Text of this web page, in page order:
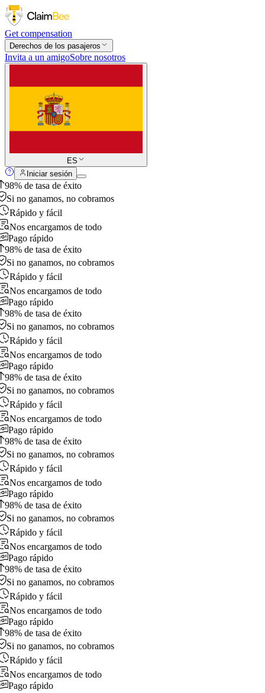
Get compensation
Derechos de los pasajeros
Invita a un amigoSobre nosotros
ES
Iniciar sesión
98% de tasa de éxito
Si no ganamos, no cobramos
Rápido y fácil
Nos encargamos de todo
Pago rápido
98% de tasa de éxito
Si no ganamos, no cobramos
Rápido y fácil
Nos encargamos de todo
Pago rápido
98% de tasa de éxito
Si no ganamos, no cobramos
Rápido y fácil
Nos encargamos de todo
Pago rápido
98% de tasa de éxito
Si no ganamos, no cobramos
Rápido y fácil
Nos encargamos de todo
Pago rápido
98% de tasa de éxito
Si no ganamos, no cobramos
Rápido y fácil
Nos encargamos de todo
Pago rápido
98% de tasa de éxito
Si no ganamos, no cobramos
Rápido y fácil
Nos encargamos de todo
Pago rápido
98% de tasa de éxito
Si no ganamos, no cobramos
Rápido y fácil
Nos encargamos de todo
Pago rápido
98% de tasa de éxito
Si no ganamos, no cobramos
Rápido y fácil
Nos encargamos de todo
Pago rápido